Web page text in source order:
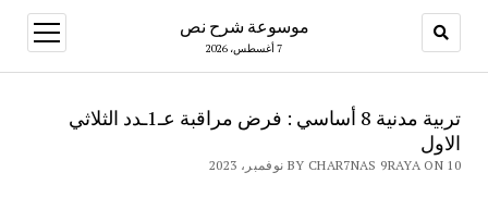
موسوعة شرح نص
7 أغسطس، 2026
open
menu
تربية مدنية 8 أساسي : فرض مراقبة عـ1ـدد الثلاثي
الاول
BY CHAR7NAS 9RAYA ON 10 نوفمبر، 2023